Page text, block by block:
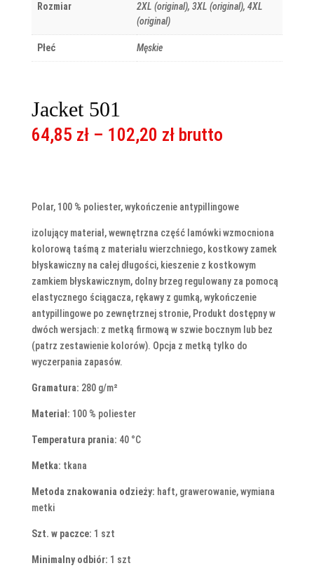
Rozmiar
2XL (original), 3XL (original), 4XL
(original)
Płeć Męskie
Jacket 501
64,85 zł – 102,20 złZakres
do
102,20 zł
brutto
Polar, 100 % poliester, wykończenie antypillingowe
izolujący materiał, wewnętrzna część lamówki wzmocniona
kolorową taśmą z materiału wierzchniego, kostkowy zamek
błyskawiczny na całej długości, kieszenie z kostkowym
zamkiem błyskawicznym, dolny brzeg regulowany za pomocą
elastycznego ściągacza, rękawy z gumką, wykończenie
antypillingowe po zewnętrznej stronie, Produkt dostępny w
dwóch wersjach: z metką firmową w szwie bocznym lub bez
(patrz zestawienie kolorów). Opcja z metką tylko do
wyczerpania zapasów.
Gramatura: 280 g/m²
Materiał: 100 % poliester
Temperatura prania: 40 °C
Metka: tkana
Metoda znakowania odzieży: haft, grawerowanie, wymiana
metki
Szt. w paczce: 1 szt
Minimalny odbiór: 1 szt